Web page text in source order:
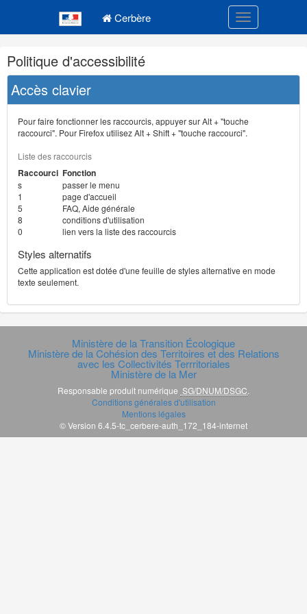
Cerbère Toggle
Navigation
et
outils
annexes
Politique d'accessibilité
Accès clavier
Pour faire fonctionner les raccourcis, appuyer sur Alt + "touche
raccourci". Pour Firefox utilisez Alt + Shift + "touche raccourci".
Liste des raccourcis
Raccourci Fonction
s
passer le menu
1
page d'accueil
5
FAQ, Aide générale
8
conditions d'utilisation
0
lien vers la liste des raccourcis
Styles alternatifs
Cette application est dotée d'une feuille de styles alternative en mode
texte seulement.
Ministère de la Transition Écologique
Ministère de la Cohésion des Territoires et des Relations
avec les Collectivités Terrritoriales
Ministère de la Mer
Responsable produit numérique SG/DNUM/DSGC
Conditions générales d'utilisation
Mentions légales
© Version 6.4.5-tc_cerbere-auth_172_184-internet